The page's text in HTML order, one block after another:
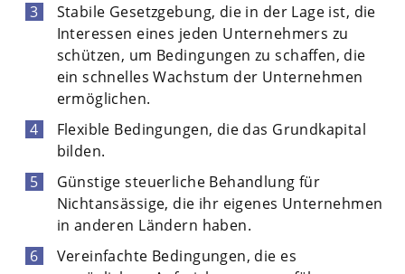
Stabile Gesetzgebung, die in der Lage ist, die
Interessen eines jeden Unternehmers zu
schützen, um Bedingungen zu schaffen, die
ein schnelles Wachstum der Unternehmen
ermöglichen.
Flexible Bedingungen, die das Grundkapital
bilden.
Günstige steuerliche Behandlung für
Nichtansässige, die ihr eigenes Unternehmen
in anderen Ländern haben.
Vereinfachte Bedingungen, die es